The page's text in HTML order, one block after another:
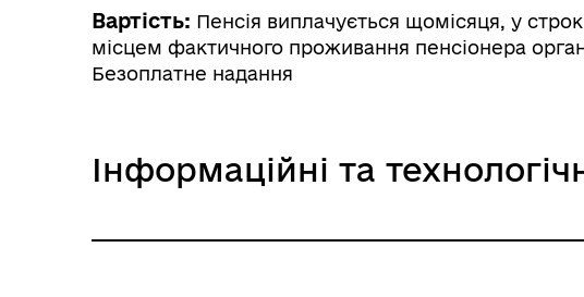
Інформаційна
Вартість: Пенсія виплачується щомісяця, у
місцем фактичного проживання пенсіонера
Безоплатне надання
Інформаційні та